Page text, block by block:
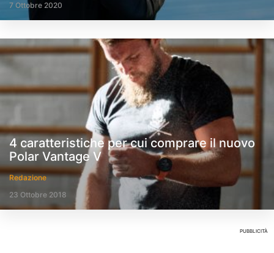
7 Ottobre 2020
4 caratteristiche per cui comprare il nuovo
Polar Vantage V
Redazione
23 Ottobre 2018
PUBBLICITÀ